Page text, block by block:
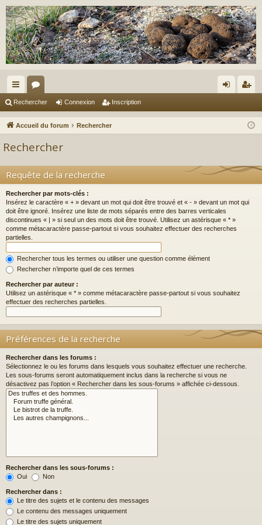
ac
co
s
or
u ne cri
Rechercher Connexion Inscription
Accueil du forum Rechercher
Rechercher
Requête de la recherche
Rechercher par mots-clés :
Insérez le caractère « + » devant un mot qui doit être trouvé et « - » devant un mot qui
doit être ignoré. Insérez une liste de mots séparés entre des barres verticales
discontinues « | » si seul un des mots doit être trouvé. Utilisez un astérisque « * »
comme métacaractère passe-partout si vous souhaitez effectuer des recherches
partielles.
Rechercher tous les termes ou utiliser une question comme élément
Rechercher n’importe quel de ces termes
Rechercher par auteur :
Utilisez un astérisque « * » comme métacaractère passe-partout si vous souhaitez
effectuer des recherches partielles.
Préférences de la recherche
Rechercher dans les forums :
Sélectionnez le ou les forums dans lesquels vous souhaitez effectuer une recherche.
Les sous-forums seront automatiquement inclus dans la recherche si vous ne
désactivez pas l’option « Rechercher dans les sous-forums » affichée ci-dessous.
Rechercher dans les sous-forums :
Oui
Non
Rechercher dans :
Le titre des sujets et le contenu des messages
Le contenu des messages uniquement
Le titre des sujets uniquement